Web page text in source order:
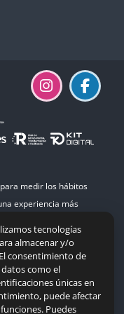
medir los hábitos
experiencia más
de cookies
tecnologías
almacenar y/o
consentimiento de
como el
únicas en
puede afectar
Puedes